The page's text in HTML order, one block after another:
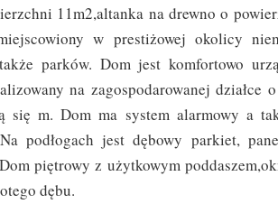
11m2,altanka na drewno o
w prestiżowej okolicy
parków. Dom jest komfortowo
na zagospodarowanej działce
się m. Dom ma system alarmowy a
Na podłogach jest dębowy parkiet,
piętrowy z użytkowym
dębu.